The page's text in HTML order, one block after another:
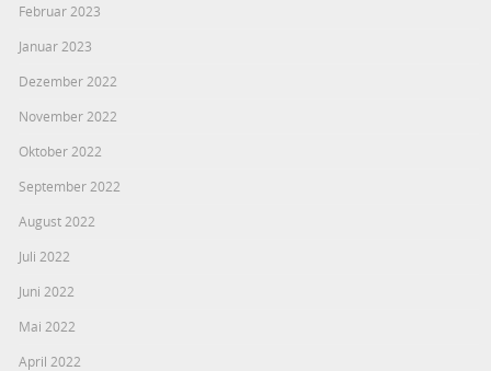
Februar 2023
Januar 2023
Dezember 2022
November 2022
Oktober 2022
September 2022
August 2022
Juli 2022
Juni 2022
Mai 2022
April 2022